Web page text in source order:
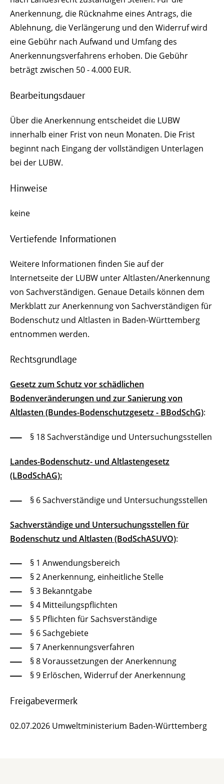
Anerkennung, die Rücknahme eines Antrags, die
Ablehnung, die Verlängerung und den Widerruf wird
eine Gebühr nach Aufwand und Umfang des
Anerkennungsverfahrens erhoben. Die Gebühr
beträgt zwischen 50 - 4.000 EUR.
Bearbeitungsdauer
Über die Anerkennung entscheidet die LUBW
innerhalb einer Frist von neun Monaten. Die Frist
beginnt nach Eingang der vollständigen Unterlagen
bei der LUBW.
Hinweise
keine
Vertiefende Informationen
Weitere Informationen finden Sie auf der
Internetseite der LUBW unter Altlasten/Anerkennung
von Sachverständigen. Genaue Details können dem
Merkblatt zur Anerkennung von Sachverständigen für
Bodenschutz und Altlasten in Baden-Württemberg
entnommen werden.
Rechtsgrundlage
Gesetz zum Schutz vor schädlichen
Bodenveränderungen und zur Sanierung von
Altlasten (Bundes-Bodenschutzgesetz - BBodSchG):
§ 18 Sachverständige und Untersuchungsstellen
Landes-Bodenschutz- und Altlastengesetz
(LBodSchAG):
§ 6 Sachverständige und Untersuchungsstellen
Sachverständige und Untersuchungsstellen für
Bodenschutz und Altlasten (BodSchASUVO):
§ 1 Anwendungsbereich
§ 2 Anerkennung, einheitliche Stelle
§ 3 Bekanntgabe
§ 4 Mitteilungspflichten
§ 5 Pflichten für Sachsverständige
§ 6 Sachgebiete
§ 7 Anerkennungsverfahren
§ 8 Voraussetzungen der Anerkennung
§ 9 Erlöschen, Widerruf der Anerkennung
Freigabevermerk
02.07.2026 Umweltministerium Baden-Württemberg